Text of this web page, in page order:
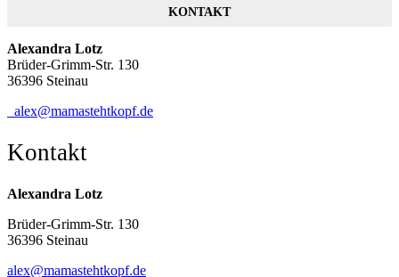
KONTAKT
Alexandra Lotz
Brüder-Grimm-Str. 130
36396 Steinau
alex@mamastehtkopf.de
Kontakt
Alexandra Lotz
Brüder-Grimm-Str. 130
36396 Steinau
alex@mamastehtkopf.de